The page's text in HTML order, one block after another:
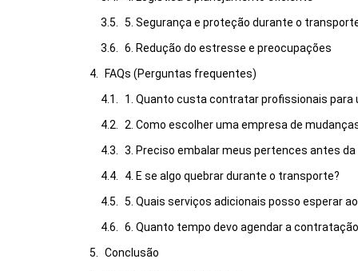
5. Segurança e proteção durante o
6. Redução do estresse e preocupações
FAQs (Perguntas frequentes)
1. Quanto custa contratar profissionais para
2. Como escolher uma empresa de
3. Preciso embalar meus pertences antes
4. E se algo quebrar durante o transporte?
5. Quais serviços adicionais posso esperar
6. Quanto tempo devo agendar a
Conclusão